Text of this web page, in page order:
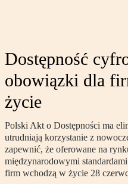
Dostępność
obowiązki dla
życie
Polski Akt o Dostępności ma
utrudniają korzystanie z
zapewnić, że oferowane na
międzynarodowymi
firm wchodzą w życie 28